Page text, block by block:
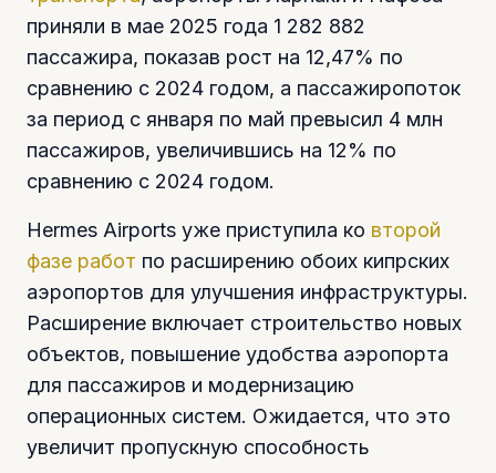
приняли в мае 2025 года 1 282 882
пассажира, показав рост на 12,47% по
сравнению с 2024 годом, а пассажиропоток
за период с января по май превысил 4 млн
пассажиров, увеличившись на 12% по
сравнению с 2024 годом.
Hermes Airports уже приступила ко второй
фазе работ по расширению обоих кипрских
аэропортов для улучшения инфраструктуры.
Расширение включает строительство новых
объектов, повышение удобства аэропорта
для пассажиров и модернизацию
операционных систем. Ожидается, что это
увеличит пропускную способность